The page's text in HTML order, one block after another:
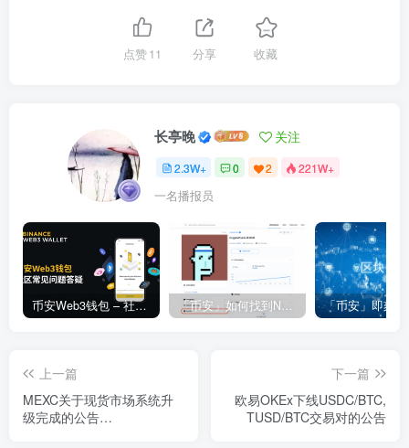
点赞11 分享 收藏
长亭晚 关注
2.3W+ 0 2 221W+
一名播报员
币安Web3钱包 – 社区常见问题答疑 「币安」如何找到NFT合约地址？
上一篇
MEXC关于现货市场系统升
级完成的公告
下一篇
欧易OKEx下线USDC/BTC,
TUSD/BTC交易对的公告